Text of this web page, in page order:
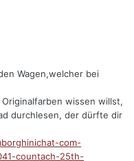
Wagen,welcher bei
wissen willst,
durchlesen, der dürfte dir
com-
countach-25th-